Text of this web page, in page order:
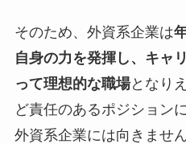
そのため、外資系企業は
自身の力を発揮し、キャ
って理想的な職場となり
ど責任のあるポジション
外資系企業には向きません